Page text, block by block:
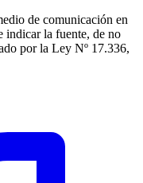
de comunicación en
indicar la fuente, de no
por la Ley Nº 17.336,